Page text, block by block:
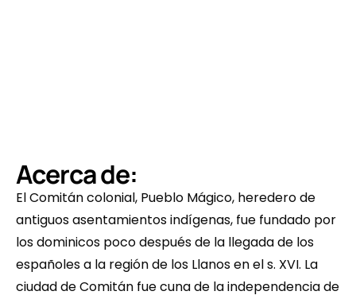
Acerca de:
El Comitán colonial, Pueblo Mágico, heredero de
antiguos asentamientos indígenas, fue fundado por
los dominicos poco después de la llegada de los
españoles a la región de los Llanos en el s. XVI. La
ciudad de Comitán fue cuna de la independencia de